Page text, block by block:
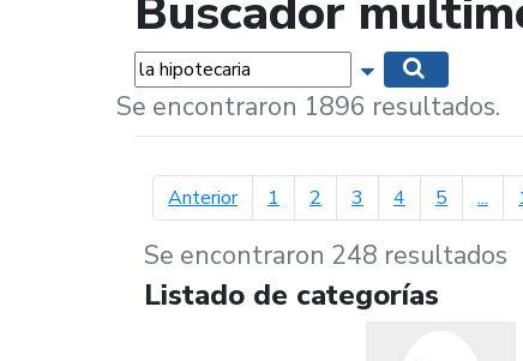
Buscador
Palabras... Mostrar
Se encontraron 1896 resultados.
Anteriorpágina anterior
1 2 3 4 5 ...
Se encontraron 248 resultados
Listado de categorías